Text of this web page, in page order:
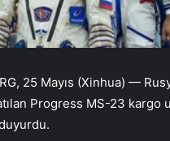
25 Mayıs (Xinhua) —
Progress MS-23 kargo